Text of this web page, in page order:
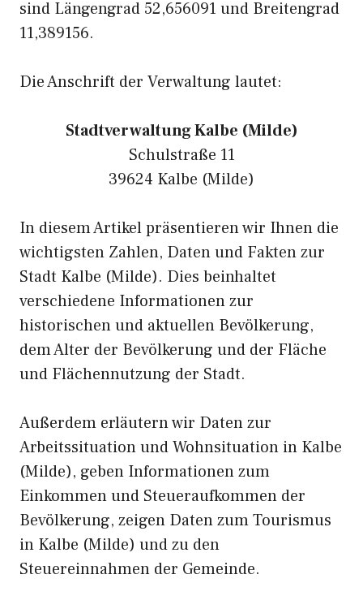
sind Längengrad 52,656091 und Breitengrad
11,389156.
Die Anschrift der Verwaltung lautet:
Stadtverwaltung Kalbe (Milde)
Schulstraße 11
39624 Kalbe (Milde)
In diesem Artikel präsentieren wir Ihnen die
wichtigsten Zahlen, Daten und Fakten zur
Stadt Kalbe (Milde). Dies beinhaltet
verschiedene Informationen zur
historischen und aktuellen Bevölkerung,
dem Alter der Bevölkerung und der Fläche
und Flächennutzung der Stadt.
Außerdem erläutern wir Daten zur
Arbeitssituation und Wohnsituation in Kalbe
(Milde), geben Informationen zum
Einkommen und Steueraufkommen der
Bevölkerung, zeigen Daten zum Tourismus
in Kalbe (Milde) und zu den
Steuereinnahmen der Gemeinde.